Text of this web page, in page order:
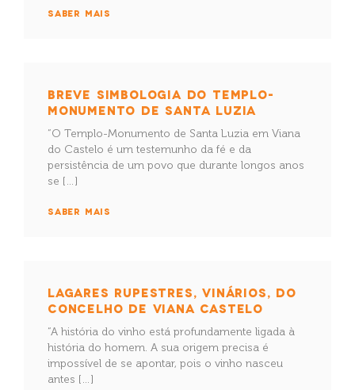
SABER MAIS
BREVE SIMBOLOGIA DO TEMPLO-
MONUMENTO DE SANTA LUZIA
“O Templo-Monumento de Santa Luzia em Viana
do Castelo é um testemunho da fé e da
persistência de um povo que durante longos anos
se […]
SABER MAIS
LAGARES RUPESTRES, VINÁRIOS, DO
CONCELHO DE VIANA CASTELO
“A história do vinho está profundamente ligada à
história do homem. A sua origem precisa é
impossível de se apontar, pois o vinho nasceu
antes […]